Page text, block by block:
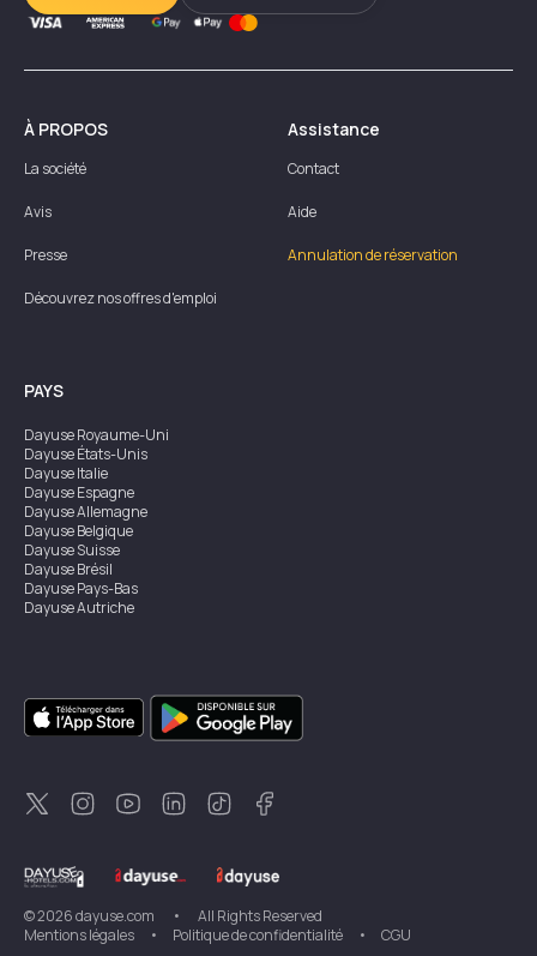
À PROPOS
La société
Avis
Presse
Découvrez nos offres d'emploi
Assistance
Contact
Aide
Annulation de réservation
PAYS
DayuseRoyaume-Uni
DayuseÉtats-Unis
DayuseItalie
DayuseEspagne
DayuseAllemagne
DayuseBelgique
DayuseSuisse
DayuseBrésil
DayusePays-Bas
DayuseAutriche
DayuseSingapour
DayuseSuède
DayuseThaïlande
DayuseNouvelle-Zélande
DayuseTurquie
©2026dayuse.com •
All Rights Reserved
Mentions légales
• Politique de confidentialité • CGU